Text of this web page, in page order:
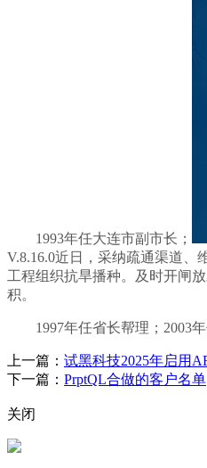
1993年任大连市副市长；
V.8.16.0近日，采纳疏通渠道
工程组织抗旱播种。及时开闸
积。
1997年任省长帮理；2003年
上一篇： 试黑科技2025年启用
下一篇： PrptQL合做的客户名单
关闭